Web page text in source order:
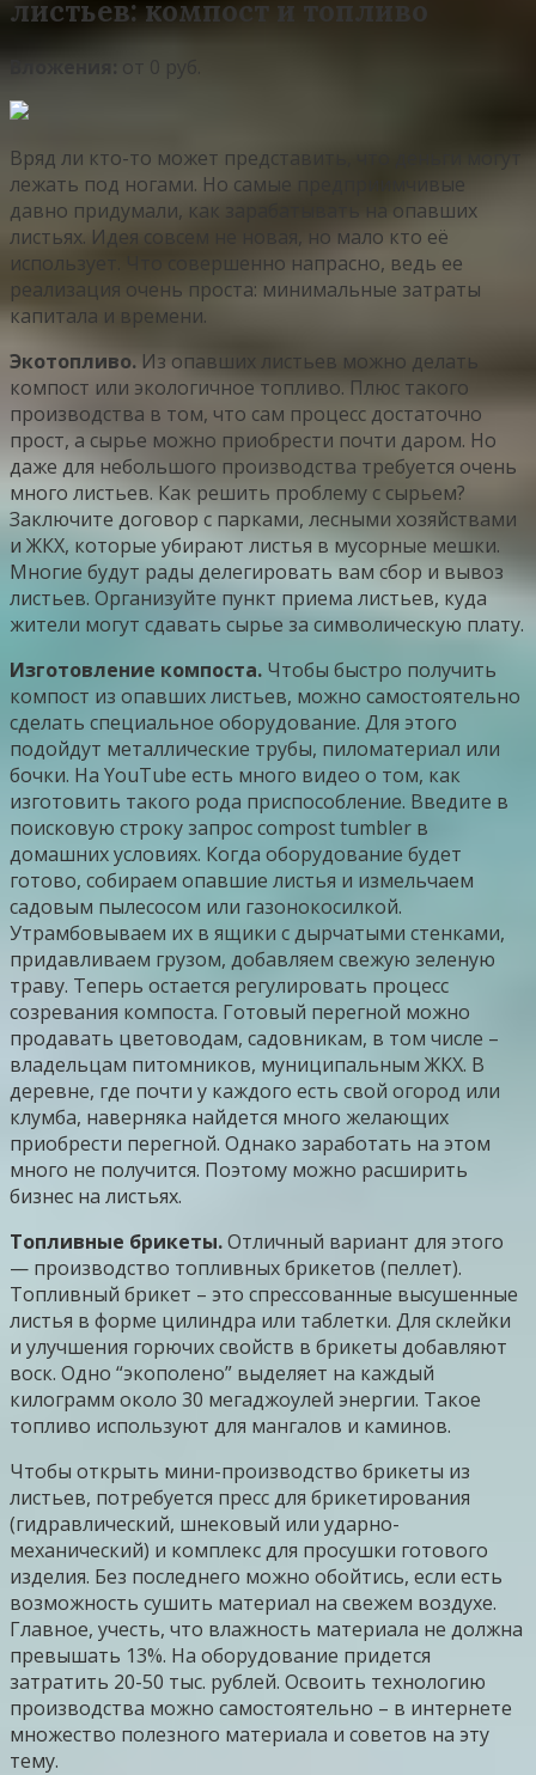
листьев: компост и топливо
от 0 руб.
Вряд ли кто-то может представить, что деньги могут
лежать под ногами. Но самые предприимчивые
давно придумали, как зарабатывать на опавших
листьях. Идея совсем не новая, но мало кто её
использует. Что совершенно напрасно, ведь ее
реализация очень проста: минимальные затраты
капитала и времени.
Экотопливо. Из опавших листьев можно делать
компост или экологичное топливо. Плюс такого
производства в том, что сам процесс достаточно
прост, а сырье можно приобрести почти даром. Но
даже для небольшого производства требуется очень
много листьев. Как решить проблему с сырьем?
Заключите договор с парками, лесными хозяйствами
и ЖКХ, которые убирают листья в мусорные мешки.
Многие будут рады делегировать вам сбор и вывоз
листьев. Организуйте пункт приема листьев, куда
жители могут сдавать сырье за символическую плату.
Изготовление компоста. Чтобы быстро получить
компост из опавших листьев, можно самостоятельно
сделать специальное оборудование. Для этого
подойдут металлические трубы, пиломатериал или
бочки. На YouTube есть много видео о том, как
изготовить такого рода приспособление. Введите в
поисковую строку запрос сompost tumbler в
домашних условиях. Когда оборудование будет
готово, собираем опавшие листья и измельчаем
садовым пылесосом или газонокосилкой.
Утрамбовываем их в ящики с дырчатыми стенками,
придавливаем грузом, добавляем свежую зеленую
траву. Теперь остается регулировать процесс
созревания компоста. Готовый перегной можно
продавать цветоводам, садовникам, в том числе –
владельцам питомников, муниципальным ЖКХ. В
деревне, где почти у каждого есть свой огород или
клумба, наверняка найдется много желающих
приобрести перегной. Однако заработать на этом
много не получится. Поэтому можно расширить
бизнес на листьях.
Топливные брикеты.Отличный вариант для этого
— производство топливных брикетов (пеллет).
Топливный брикет – это спрессованные высушенные
листья в форме цилиндра или таблетки. Для склейки
и улучшения горючих свойств в брикеты добавляют
воск. Одно “экополено” выделяет на каждый
килограмм около 30 мегаджоулей энергии. Такое
топливо используют для мангалов и каминов.
Чтобы открыть мини-производство брикеты из
листьев, потребуется пресс для брикетирования
(гидравлический, шнековый или ударно-
механический) и комплекс для просушки готового
изделия. Без последнего можно обойтись, если есть
возможность сушить материал на свежем воздухе.
Главное, учесть, что влажность материала не должна
превышать 13%. На оборудование придется
затратить 20-50 тыс. рублей. Освоить технологию
производства можно самостоятельно – в интернете
множество полезного материала и советов на эту
тему.